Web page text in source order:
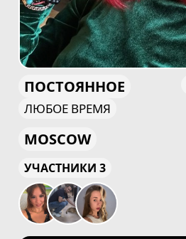
ПОСТОЯННОЕ
ЛЮБОЕ ВРЕМЯ
MOSCOW
УЧАСТНИКИ 3